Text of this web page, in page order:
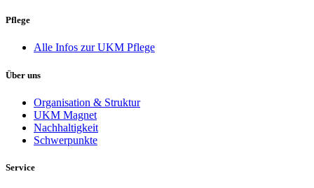
Pflege
Alle Infos zur UKM Pflege
Über uns
Organisation & Struktur
UKM Magnet
Nachhaltigkeit
Schwerpunkte
Service